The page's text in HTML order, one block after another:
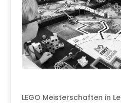
LEGO Meisterschaften in